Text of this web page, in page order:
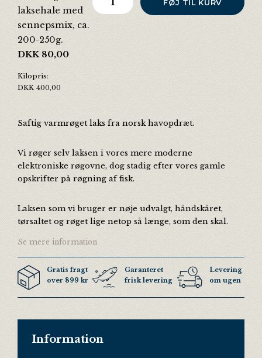
laksehale med
sennepsmix, ca.
200-250g.
DKK 80,00
Kilopris:
DKK 400,00
FØJ TIL KURV
Saftig varmrøget laks fra norsk havopdræt.
Vi røger selv laksen i vores mere moderne
elektroniske røgovne, dog stadig efter vores gamle
opskrifter på røgning af fisk.
Laksen som vi bruger er nøje udvalgt, håndskåret,
tørsaltet og røget lige netop så længe, som den skal.
Se mere information
Gratis fragt
over 899 kr
Garanteret
frisk levering
Levering 3
om ugen
Information